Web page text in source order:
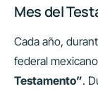
Mes del
Cada año,
federal
Testamento”.